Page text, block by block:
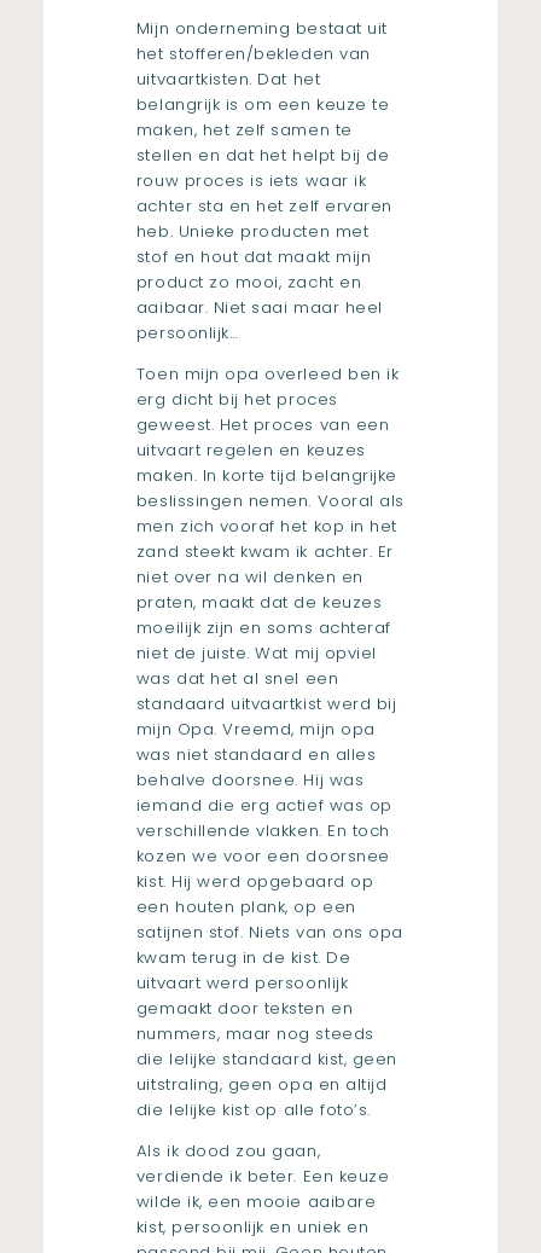
Mijn onderneming bestaat uit
het stofferen/bekleden van
uitvaartkisten. Dat het
belangrijk is om een keuze te
maken, het zelf samen te
stellen en dat het helpt bij de
rouw proces is iets waar ik
achter sta en het zelf ervaren
heb. Unieke producten met
stof en hout dat maakt mijn
product zo mooi, zacht en
aaibaar. Niet saai maar heel
persoonlijk…
Toen mijn opa overleed ben ik
erg dicht bij het proces
geweest. Het proces van een
uitvaart regelen en keuzes
maken. In korte tijd belangrijke
beslissingen nemen. Vooral als
men zich vooraf het kop in het
zand steekt kwam ik achter. Er
niet over na wil denken en
praten, maakt dat de keuzes
moeilijk zijn en soms achteraf
niet de juiste. Wat mij opviel
was dat het al snel een
standaard uitvaartkist werd bij
mijn Opa. Vreemd, mijn opa
was niet standaard en alles
behalve doorsnee. Hij was
iemand die erg actief was op
verschillende vlakken. En toch
kozen we voor een doorsnee
kist. Hij werd opgebaard op
een houten plank, op een
satijnen stof. Niets van ons opa
kwam terug in de kist. De
uitvaart werd persoonlijk
gemaakt door teksten en
nummers, maar nog steeds
die lelijke standaard kist, geen
uitstraling, geen opa en altijd
die lelijke kist op alle foto’s.
Als ik dood zou gaan,
verdiende ik beter. Een keuze
wilde ik, een mooie aaibare
kist, persoonlijk en uniek en